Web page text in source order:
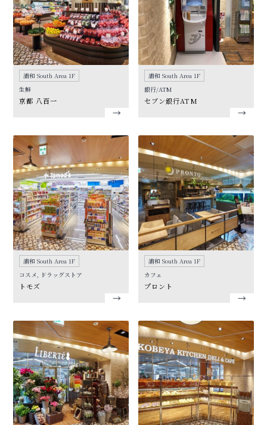
浦和 South Area 1F
生鮮
京都 八百一
浦和 South Area 1F
銀行/ATM
セブン銀行ATM
浦和 South Area 1F
コスメ, ドラッグストア
トモズ
浦和 South Area 1F
カフェ
プロント